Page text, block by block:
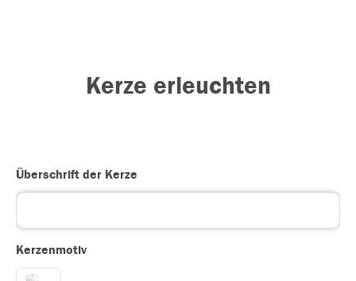
Kerze erleuchten
Überschrift der Kerze
Kerzenmotiv